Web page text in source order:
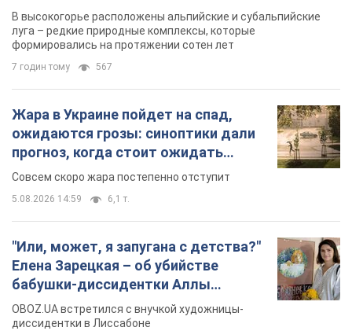
В высокогорье расположены альпийские и субальпийские
луга – редкие природные комплексы, которые
формировались на протяжении сотен лет
7 годин тому 567
Жара в Украине пойдет на спад,
ожидаются грозы: синоптики дали
прогноз, когда стоит ожидать
изменения погоды
Совсем скоро жара постепенно отступит
5.08.2026 14:59 6,1 т.
"Или, может, я запугана с детства?"
Елена Зарецкая – об убийстве
бабушки-диссидентки Аллы
Горской, критике сына Стуса и
бегстве в Португалию с пятью
OBOZ.UA встретился с внучкой художницы-
диссидентки в Лиссабоне